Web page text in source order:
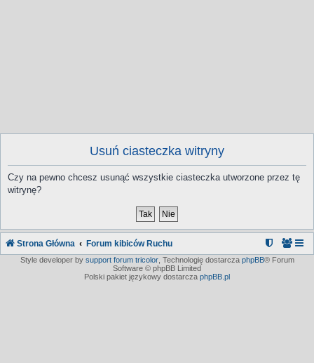
Usuń ciasteczka witryny
Czy na pewno chcesz usunąć wszystkie ciasteczka utworzone przez tę
witrynę?
Strona Główna Forum kibiców Ruchu
Style developer by support forum tricolor, Technologię dostarcza phpBB® Forum
Software © phpBB Limited
Polski pakiet językowy dostarcza phpBB.pl